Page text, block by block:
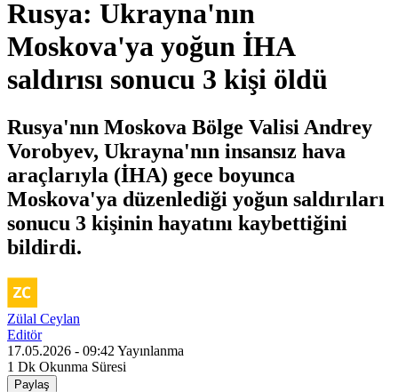
Rusya: Ukrayna'nın
Moskova'ya yoğun İHA
saldırısı sonucu 3 kişi öldü
Rusya'nın Moskova Bölge Valisi Andrey
Vorobyev, Ukrayna'nın insansız hava
araçlarıyla (İHA) gece boyunca
Moskova'ya düzenlediği yoğun saldırıları
sonucu 3 kişinin hayatını kaybettiğini
bildirdi.
Zülal Ceylan
Editör
17.05.2026 - 09:42 Yayınlanma
1 Dk Okunma Süresi
Paylaş